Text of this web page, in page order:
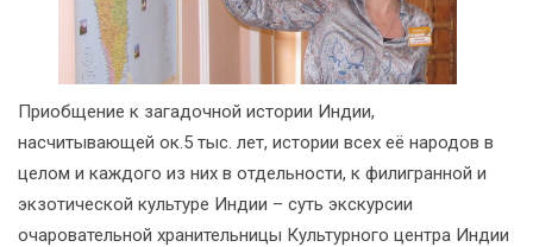
Приобщение к загадочной истории Индии,
насчитывающей ок.5 тыс. лет, истории всех её народов в
целом и каждого из них в отдельности, к филигранной и
экзотической культуре Индии – суть экскурсии
очаровательной хранительницы Культурного центра Индии